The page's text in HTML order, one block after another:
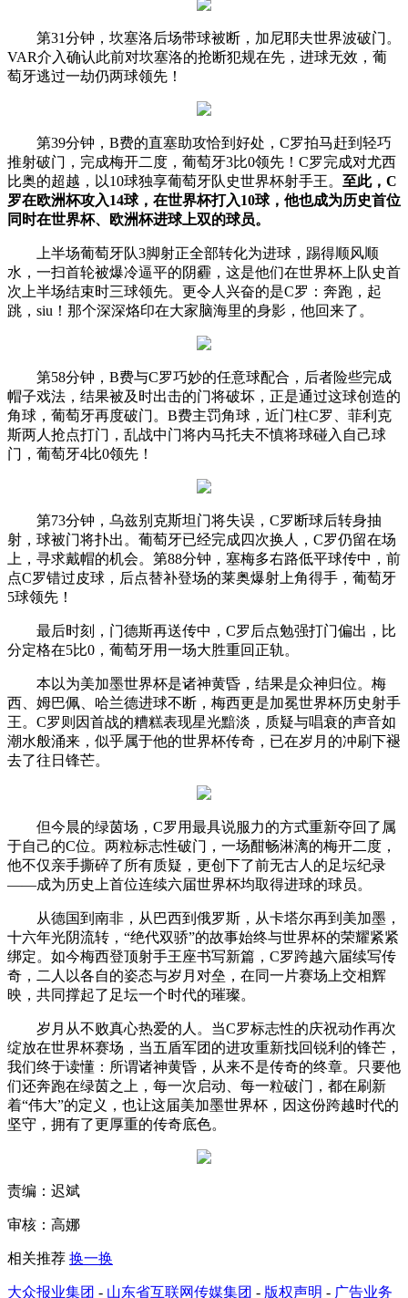
第31分钟，坎塞洛后场带球被断，加尼耶夫世界波破门。
VAR介入确认此前对坎塞洛的抢断犯规在先，进球无效，葡
萄牙逃过一劫仍两球领先！
第39分钟，B费的直塞助攻恰到好处，C罗拍马赶到轻巧
推射破门，完成梅开二度，葡萄牙3比0领先！C罗完成对尤西
比奥的超越，以10球独享葡萄牙队史世界杯射手王。 至此，C
罗在欧洲杯攻入14球，在世界杯打入10球，他也成为历史首位
同时在世界杯、欧洲杯进球上双的球员。
上半场葡萄牙队3脚射正全部转化为进球，踢得顺风顺
水，一扫首轮被爆冷逼平的阴霾，这是他们在世界杯上队史首
次上半场结束时三球领先。更令人兴奋的是C罗：奔跑，起
跳，siu！那个深深烙印在大家脑海里的身影，他回来了。
第58分钟，B费与C罗巧妙的任意球配合，后者险些完成
帽子戏法，结果被及时出击的门将破坏，正是通过这球创造的
角球，葡萄牙再度破门。B费主罚角球，近门柱C罗、菲利克
斯两人抢点打门，乱战中门将内马托夫不慎将球碰入自己球
门，葡萄牙4比0领先！
第73分钟，乌兹别克斯坦门将失误，C罗断球后转身抽
射，球被门将扑出。葡萄牙已经完成四次换人，C罗仍留在场
上，寻求戴帽的机会。第88分钟，塞梅多右路低平球传中，前
点C罗错过皮球，后点替补登场的莱奥爆射上角得手，葡萄牙
5球领先！
最后时刻，门德斯再送传中，C罗后点勉强打门偏出，比
分定格在5比0，葡萄牙用一场大胜重回正轨。
本以为美加墨世界杯是诸神黄昏，结果是众神归位。梅
西、姆巴佩、哈兰德进球不断，梅西更是加冕世界杯历史射手
王。C罗则因首战的糟糕表现星光黯淡，质疑与唱衰的声音如
潮水般涌来，似乎属于他的世界杯传奇，已在岁月的冲刷下褪
去了往日锋芒。
但今晨的绿茵场，C罗用最具说服力的方式重新夺回了属
于自己的C位。两粒标志性破门，一场酣畅淋漓的梅开二度，
他不仅亲手撕碎了所有质疑，更创下了前无古人的足坛纪录
——成为历史上首位连续六届世界杯均取得进球的球员。
从德国到南非，从巴西到俄罗斯，从卡塔尔再到美加墨，
十六年光阴流转，“绝代双骄”的故事始终与世界杯的荣耀紧紧
绑定。如今梅西登顶射手王座书写新篇，C罗跨越六届续写传
奇，二人以各自的姿态与岁月对垒，在同一片赛场上交相辉
映，共同撑起了足坛一个时代的璀璨。
岁月从不败真心热爱的人。当C罗标志性的庆祝动作再次
绽放在世界杯赛场，当五盾军团的进攻重新找回锐利的锋芒，
我们终于读懂：所谓诸神黄昏，从来不是传奇的终章。只要他
们还奔跑在绿茵之上，每一次启动、每一粒破门，都在刷新
着“伟大”的定义，也让这届美加墨世界杯，因这份跨越时代的
坚守，拥有了更厚重的传奇底色。
责编：迟斌
审核：高娜
相关推荐 换一换
大众报业集团 - 山东省互联网传媒集团 - 版权声明 - 广告业务